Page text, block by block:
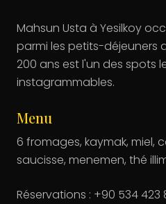
Mahsun Usta à Yesilkoy
parmi les petits-déjeuners
200 ans est l'un des spots
instagrammables.
Menu
6 fromages, kaymak, miel,
saucisse, menemen, thé
Réservations : +90 534 423